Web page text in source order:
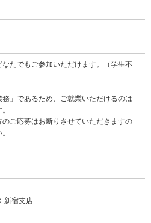
なたでもご参加いただけます。（学生不
」であるため、ご就業いただけるのは
ご応募はお断りさせていただきますの
新宿支店